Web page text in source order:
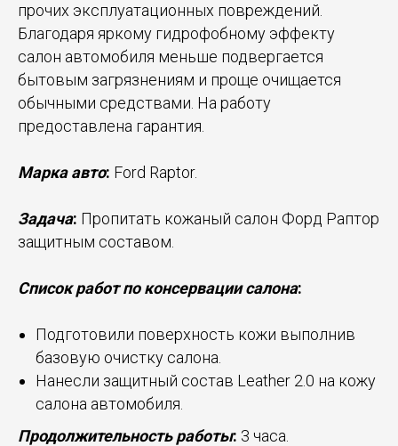
прочих эксплуатационных повреждений.
Благодаря яркому гидрофобному эффекту
салон автомобиля меньше подвергается
бытовым загрязнениям и проще очищается
обычными средствами. На работу
предоставлена гарантия.
Марка авто: Ford Raptor.
Задача: Пропитать кожаный салон Форд Раптор
защитным составом.
Список работ по консервации салона:
Подготовили поверхность кожи выполнив
базовую очистку салона.
Нанесли защитный состав Leather 2.0 на кожу
салона автомобиля.
Продолжительность работы: 3 часа.